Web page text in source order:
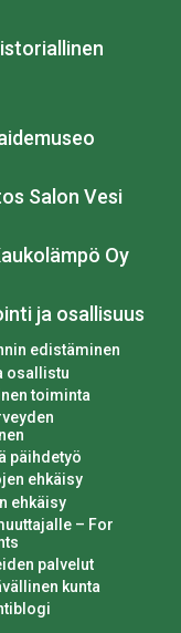
Salon Vesi
Oy
ja osallisuus
edistäminen
osallistu
toiminta
päihdetyö
ehkäisy
ehkäisy
– For
palvelut
kunta